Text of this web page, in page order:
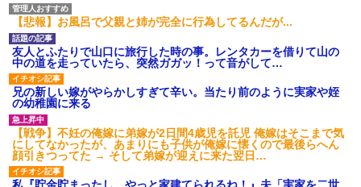
【悲報】お風呂で父親と姉が完全に行為してるんだが...
友人とふたりで山口に旅行した時の事。レンタカーを借りて山の
中の道を走っていたら、突然ガガッ！って音がして…
兄の新しい嫁がやらかしすぎて辛い。当たり前のように実家や姪
の幼稚園に来る
【戦争】不妊の俺嫁に弟嫁が2日間4歳児を託児 俺嫁はそこまで気
にしてなかったが、あまりにも子供が俺嫁に懐くので最後らへん
顔引きつってた → そして弟嫁が迎えに来た翌日…